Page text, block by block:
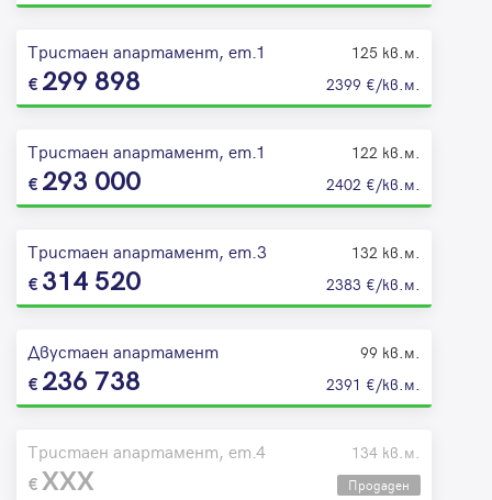
Тристаен апартамент, ет.1 125 кв.м.
299 898 2399 €/кв.м.
Тристаен апартамент, ет.1 122 кв.м.
293 000 2402 €/кв.м.
Тристаен апартамент, ет.3 132 кв.м.
314 520 2383 €/кв.м.
Двустаен апартамент 99 кв.м.
236 738 2391 €/кв.м.
Тристаен апартамент, ет.4 134 кв.м.
XXX Продаден